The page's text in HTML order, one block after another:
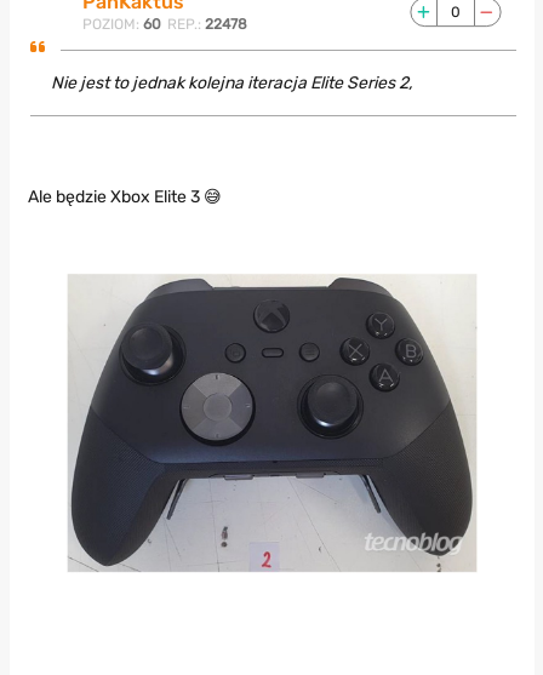
POZIOM: 60 REP.: 22478
0
Nie jest to jednak kolejna iteracja Elite Series 2,
Ale będzie Xbox Elite 3 😅